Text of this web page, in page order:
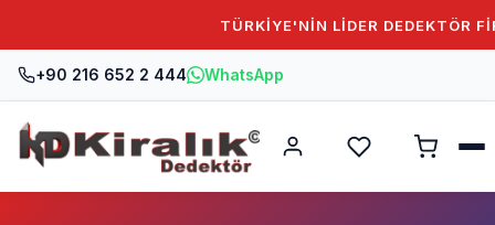
TÜRKİYE'NİN LİDER DEDEKTÖR
+90 216 652 2 444 WhatsApp